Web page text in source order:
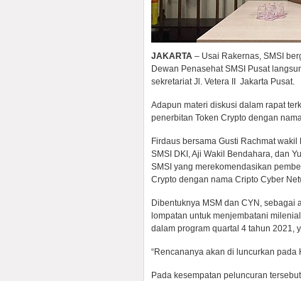
JAKARTA – Usai Rakernas, SMSI
Dewan Penasehat SMSI Pusat
sekretariat Jl. Vetera II Jakarta Pusat.
Adapun materi diskusi dalam rapat
penerbitan Token Crypto dengan
Firdaus bersama Gusti Rachmat
SMSI DKI, Aji Wakil Bendahara, dan
SMSI yang merekomendasikan
Crypto dengan nama Cripto Cyber
Dibentuknya MSM dan CYN,
lompatan untuk menjembatani
dalam program quartal 4 tahun 2021,
“Rencananya akan di luncurkan pada
Pada kesempatan peluncuran